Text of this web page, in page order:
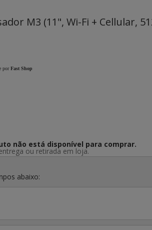
M3 (11", Wi-Fi + Cellular,
por Fast Shop
não está disponível para comprar.
ou retirada em loja.
abaixo: